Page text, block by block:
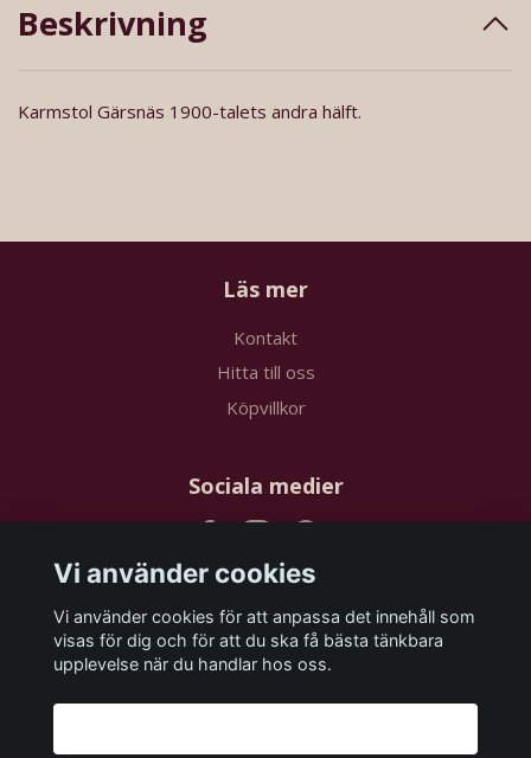
Beskrivning
Karmstol Gärsnäs 1900-talets andra hälft.
Läs mer
Kontakt
Hitta till oss
Köpvillkor
Sociala medier
Prenumerera på vårt nyhetsbrev
Vi använder cookies
Vi använder cookies för att anpassa det innehåll som
visas för dig och för att du ska få bästa tänkbara
upplevelse när du handlar hos oss.